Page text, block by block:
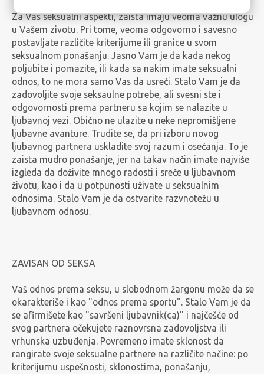
Za Vas seksualni aspekti, zaista imaju veoma važnu ulogu
u Vašem zivotu. Pri tome, veoma odgovorno i savesno
postavljate različite kriterijume ili granice u svom
seksualnom ponašanju. Jasno Vam je da kada nekog
poljubite i pomazite, ili kada sa nakim imate seksualni
odnos, to ne mora samo Vas da usreći. Stalo Vam je da
zadovoljite svoje seksaulne potrebe, ali svesni ste i
odgovornosti prema partneru sa kojim se nalazite u
ljubavnoj vezi. Obično ne ulazite u neke nepromišljene
ljubavne avanture. Trudite se, da pri izboru novog
ljubavnog partnera uskladite svoj razum i osećanja. To je
zaista mudro ponašanje, jer na takav način imate najviše
izgleda da doživite mnogo radosti i sreče u ljubavnom
životu, kao i da u potpunosti uživate u seksualnim
odnosima. Stalo Vam je da ostvarite razvnotežu u
ljubavnom odnosu.
ZAVISAN OD SEKSA
Vaš odnos prema seksu, u slobodnom žargonu može da se
okarakteriše i kao "odnos prema sportu". Stalo Vam je da
se afirmišete kao "savršeni ljubavnik(ca)" i najčešće od
svog partnera očekujete raznovrsna zadovoljstva ili
vrhunska uzbuđenja. Povremeno imate sklonost da
rangirate svoje seksualne partnere na različite načine: po
kriterijumu uspešnosti, sklonostima, ponašanju,